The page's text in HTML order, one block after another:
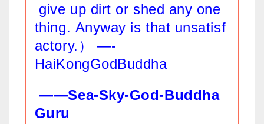
give up dirt or shed any one
thing. Anyway is that unsatisf
actory.） —-
HaiKongGodBuddha
——Sea-Sky-God-Buddha
Guru